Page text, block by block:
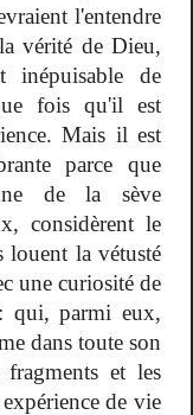
l'entendre
vérité de Dieu,
inépuisable de
fois qu'il est
Mais il est
parce que
de la sève
considèrent le
louent la vétusté
une curiosité de
qui, parmi eux,
dans toute son
et les
de vie